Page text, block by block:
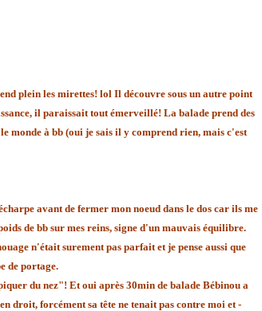
plein les mirettes! lol Il découvre sous un autre point
il paraissait tout émerveillé! La balade prend des
monde à bb (oui je sais il y comprend rien, mais c'est
avant de fermer mon noeud dans le dos car ils me
de bb sur mes reins, signe d'un mauvais équilibre.
n'était surement pas parfait et je pense aussi que
de portage.
du nez"! Et oui après 30min de balade Bébinou a
droit, forcément sa tête ne tenait pas contre moi et -